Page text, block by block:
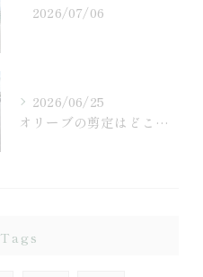
2026/07/06
2026/06/25
オリーブの剪定はどこまで切る？プロが見るポイントを解説
Tags